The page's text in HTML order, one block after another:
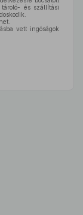
és szállítási
vett ingóságok